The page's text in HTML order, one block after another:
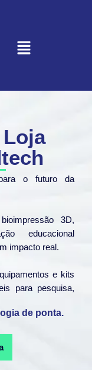
o futuro da
3D,
educacional
impacto real.
e kits
para pesquisa,
de ponta.